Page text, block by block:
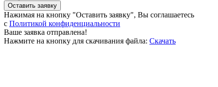
Оставить заявку
Нажимая на кнопку "Оставить заявку", Вы соглашаетесь
c Политикой конфиденциальности
Ваше заявка отправлена!
Нажмите на кнопку для скачивания файла: Скачать